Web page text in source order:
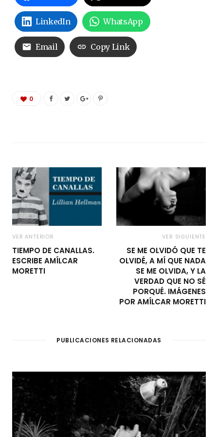
LinkedIn WhatsApp
Email Copy Link
0
VER ANTERIOR
TIEMPO DE CANALLAS.
ESCRIBE AMÍLCAR
MORETTI
VER SIGUIENTE
SE ME OLVIDÓ QUE TE
OLVIDÉ, A MÍ QUE NADA
SE ME OLVIDA, Y LA
VERDAD QUE NO SÉ
PORQUÉ. IMÁGENES
POR AMÍLCAR MORETTI
PUBLICACIONES RELACIONADAS